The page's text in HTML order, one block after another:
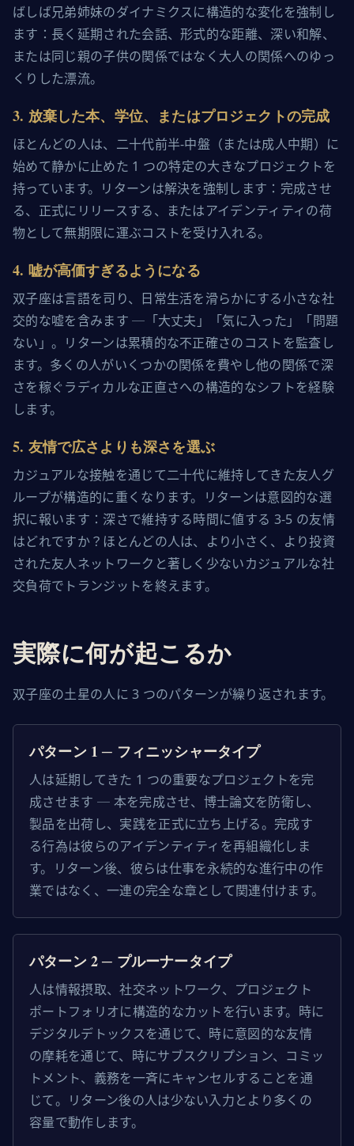
ばしば兄弟姉妹のダイナミクスに構造的な変化を強制し
ます：長く延期された会話、形式的な距離、深い和解、
または同じ親の子供の関係ではなく大人の関係へのゆっ
くりした漂流。
3. 放棄した本、学位、またはプロジェクトの完成
ほとんどの人は、二十代前半-中盤（または成人中期）に
始めて静かに止めた 1 つの特定の大きなプロジェクトを
持っています。リターンは解決を強制します：完成させ
る、正式にリリースする、またはアイデンティティの荷
物として無期限に運ぶコストを受け入れる。
4. 嘘が高価すぎるようになる
双子座は言語を司り、日常生活を滑らかにする小さな社
交的な嘘を含みます ─「大丈夫」「気に入った」「問題
ない」。リターンは累積的な不正確さのコストを監査し
ます。多くの人がいくつかの関係を費やし他の関係で深
さを稼ぐラディカルな正直さへの構造的なシフトを経験
します。
5. 友情で広さよりも深さを選ぶ
カジュアルな接触を通じて二十代に維持してきた友人グ
ループが構造的に重くなります。リターンは意図的な選
択に報います：深さで維持する時間に値する 3-5 の友情
はどれですか？ほとんどの人は、より小さく、より投資
された友人ネットワークと著しく少ないカジュアルな社
交負荷でトランジットを終えます。
実際に何が起こるか
双子座の土星の人に 3 つのパターンが繰り返されます。
パターン 1 ─ フィニッシャータイプ
人は延期してきた 1 つの重要なプロジェクトを完
成させます ─ 本を完成させ、博士論文を防衛し、
製品を出荷し、実践を正式に立ち上げる。完成す
る行為は彼らのアイデンティティを再組織化しま
す。リターン後、彼らは仕事を永続的な進行中の作
業ではなく、一連の完全な章として関連付けます。
パターン 2 ─ プルーナータイプ
人は情報摂取、社交ネットワーク、プロジェクト
ポートフォリオに構造的なカットを行います。時に
デジタルデトックスを通じて、時に意図的な友情
の摩耗を通じて、時にサブスクリプション、コミッ
トメント、義務を一斉にキャンセルすることを通
じて。リターン後の人は少ない入力とより多くの
容量で動作します。